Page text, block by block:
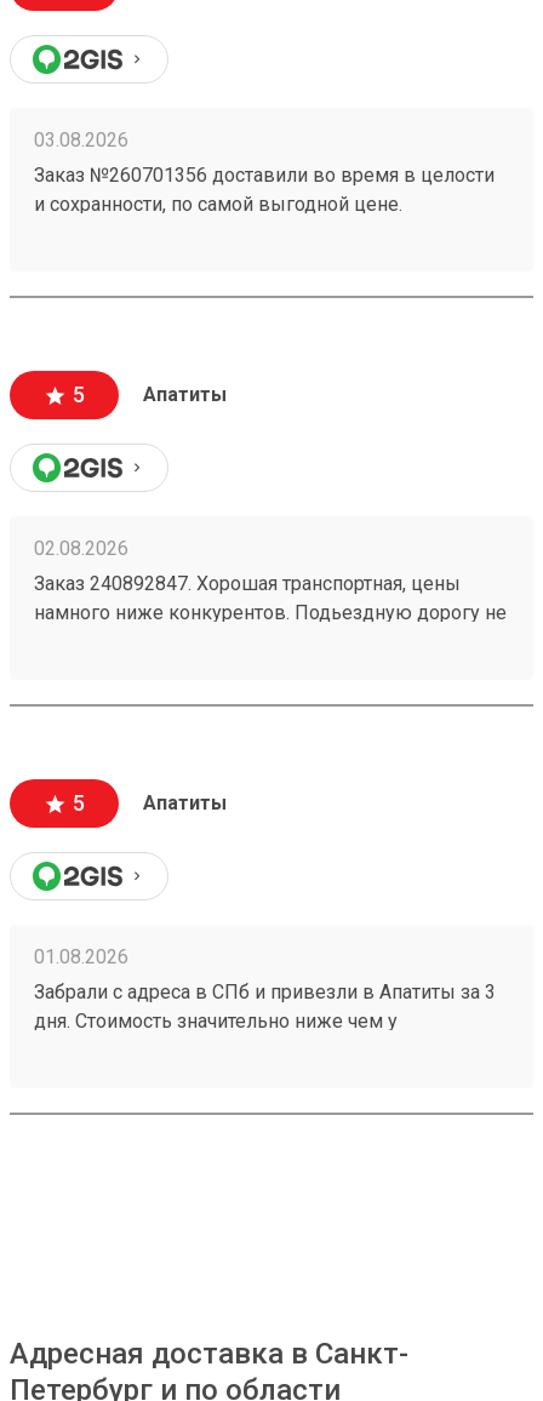
03.08.2026
Заказ №260701356 доставили во время в целости
и сохранности, по самой выгодной цене.
5 Апатиты
02.08.2026
Заказ 240892847. Хорошая транспортная, цены
намного ниже конкурентов. Подьездную дорогу не
подскажут как лучше упаковать. Заказы
5 Апатиты
01.08.2026
Забрали с адреса в СПб и привезли в Апатиты за 3
дня. Стоимость значительно ниже чем у
компанией! Номер заказа 260691900.
Адресная доставка в Санкт-
Петербург и по области